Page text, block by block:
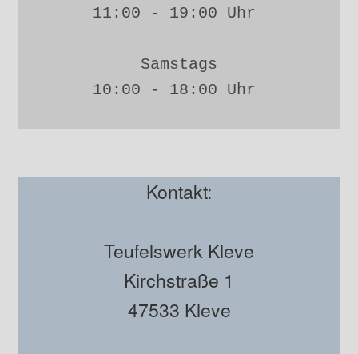
11:00 - 19:00 Uhr
Samstags
10:00 - 18:00 Uhr
Kontakt:
Teufelswerk Kleve
Kirchstraße 1
47533 Kleve